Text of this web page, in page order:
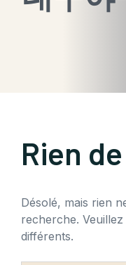
Rien
Désolé, mais rien
recherche.
différents.